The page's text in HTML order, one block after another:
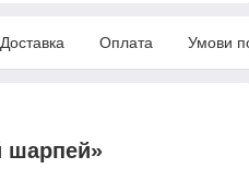
Доставка Оплата Умови
шарпей»